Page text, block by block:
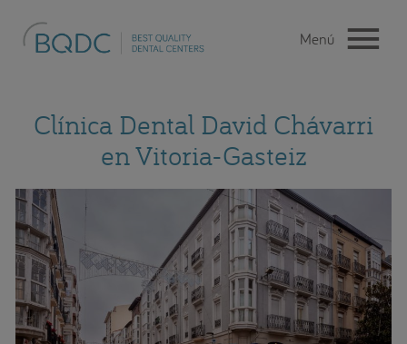
Clínica Dental David Chávarri
en Vitoria-Gasteiz